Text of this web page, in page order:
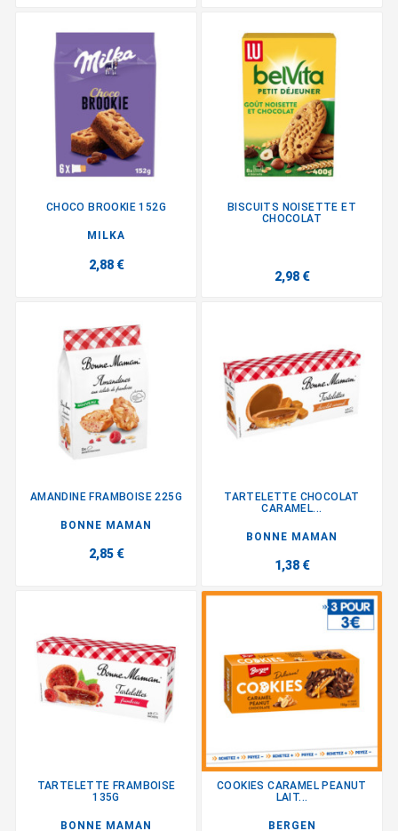
CHOCO BROOKIE 152G
MILKA
2,88 €
BISCUITS NOISETTE ET
CHOCOLAT
2,98 €
AMANDINE FRAMBOISE 225G
BONNE MAMAN
2,85 €
TARTELETTE CHOCOLAT
CARAMEL...
BONNE MAMAN
1,38 €
TARTELETTE FRAMBOISE
135G
BONNE MAMAN
COOKIES CARAMEL PEANUT
LAIT...
BERGEN